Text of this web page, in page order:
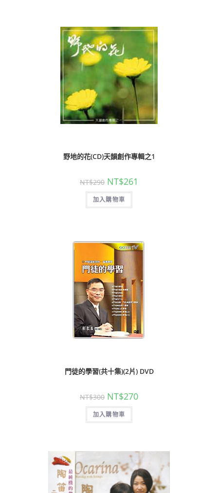
野地的花(CD)天韻創作專輯之1
NT$290 NT$261
加入購物車
門徒的學習(共十集)(2片) DVD
NT$300 NT$270
加入購物車